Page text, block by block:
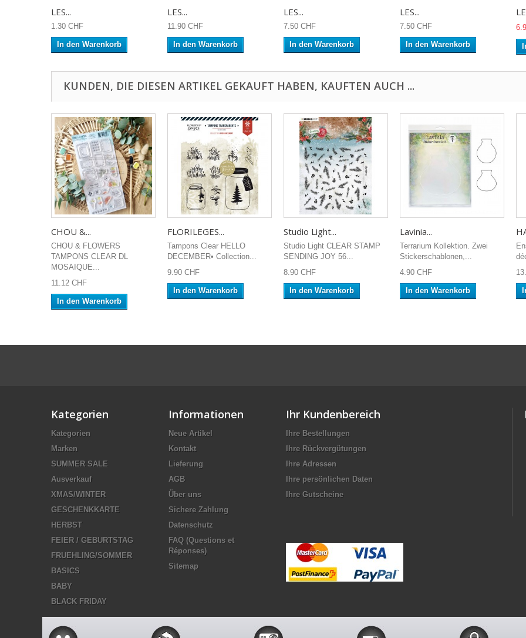
LES...
1.30 CHF
In den Warenkorb
LES...
11.90 CHF
In den Warenkorb
LES...
7.50 CHF
In den Warenkorb
LES...
7.50 CHF
In den Warenkorb
KUNDEN, DIE DIESEN ARTIKEL GEKAUFT HABEN, KAUFTEN AUCH ...
CHOU &...
CHOU & FLOWERS
TAMPONS CLEAR DL
MOSAIQUE...
11.12 CHF
In den Warenkorb
FLORILEGES...
Tampons Clear HELLO
DECEMBER• Collection...
9.90 CHF
In den Warenkorb
Studio Light...
Studio Light CLEAR STAMP
SENDING JOY 56...
8.90 CHF
In den Warenkorb
Lavinia...
Terrarium Kollektion. Zwei
Stickerschablonen,...
4.90 CHF
In den Warenkorb
Kategorien
Kategorien
Marken
SUMMER SALE
Ausverkauf
XMAS/WINTER
GESCHENKKARTE
HERBST
FEIER / GEBURTSTAG
FRUEHLING/SOMMER
BASICS
BABY
BLACK FRIDAY
Informationen
Neue Artikel
Kontakt
Lieferung
AGB
Über uns
Sichere Zahlung
Datenschutz
FAQ (Questions et
Réponses)
Sitemap
Ihr Kundenbereich
Ihre Bestellungen
Ihre Rückvergütungen
Ihre Adressen
Ihre persönlichen Daten
Ihre Gutscheine